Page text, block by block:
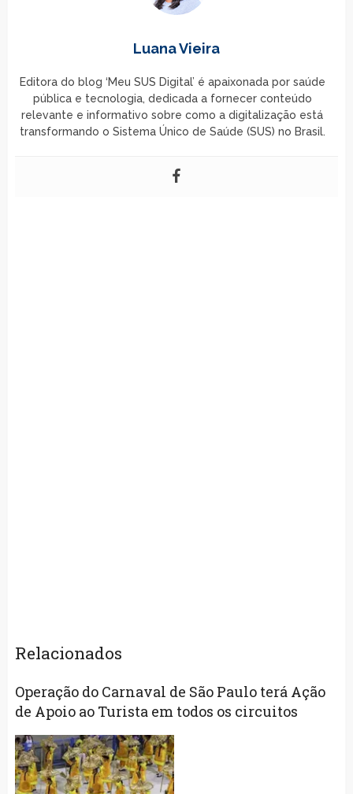
Luana Vieira
Editora do blog ‘Meu SUS Digital’ é apaixonada por saúde
pública e tecnologia, dedicada a fornecer conteúdo
relevante e informativo sobre como a digitalização está
transformando o Sistema Único de Saúde (SUS) no Brasil.
Relacionados
Operação do Carnaval de São Paulo terá Ação
de Apoio ao Turista em todos os circuitos